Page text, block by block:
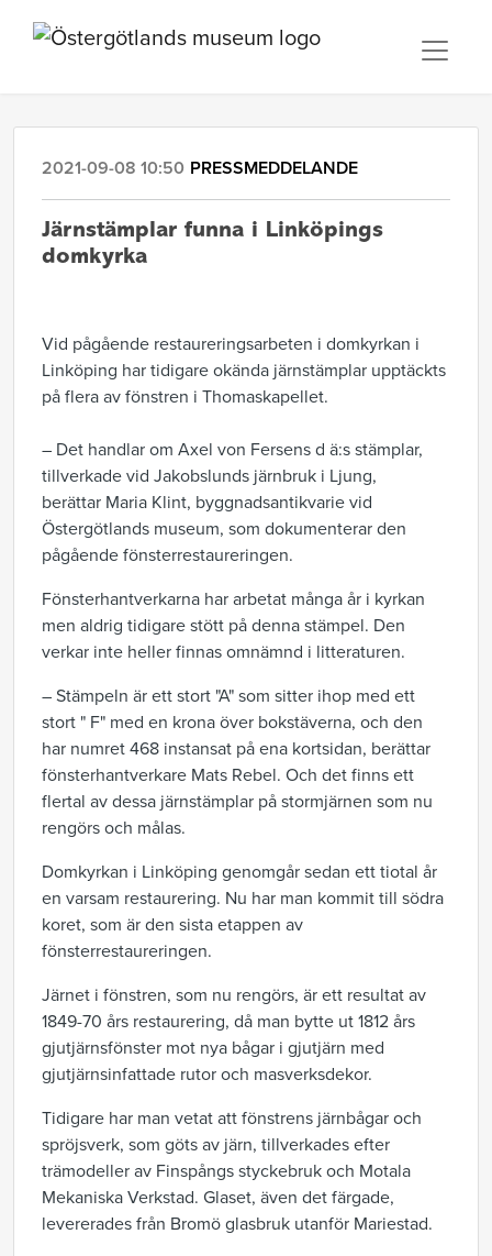
2021-09-08 10:50 PRESSMEDDELANDE
Järnstämplar funna i Linköpings
domkyrka
Vid pågående restaureringsarbeten i domkyrkan i
Linköping har tidigare okända järnstämplar upptäckts
på flera av fönstren i Thomaskapellet.
– Det handlar om Axel von Fersens d ä:s stämplar,
tillverkade vid Jakobslunds järnbruk i Ljung,
berättar Maria Klint, byggnadsantikvarie vid
Östergötlands museum, som dokumenterar den
pågående fönsterrestaureringen.
Fönsterhantverkarna har arbetat många år i kyrkan
men aldrig tidigare stött på denna stämpel. Den
verkar inte heller finnas omnämnd i litteraturen.
– Stämpeln är ett stort "A" som sitter ihop med ett
stort " F" med en krona över bokstäverna, och den
har numret 468 instansat på ena kortsidan, berättar
fönsterhantverkare Mats Rebel. Och det finns ett
flertal av dessa järnstämplar på stormjärnen som nu
rengörs och målas.
Domkyrkan i Linköping genomgår sedan ett tiotal år
en varsam restaurering. Nu har man kommit till södra
koret, som är den sista etappen av
fönsterrestaureringen.
Järnet i fönstren, som nu rengörs, är ett resultat av
1849-70 års restaurering, då man bytte ut 1812 års
gjutjärnsfönster mot nya bågar i gjutjärn med
gjutjärnsinfattade rutor och masverksdekor.
Tidigare har man vetat att fönstrens järnbågar och
spröjsverk, som göts av järn, tillverkades efter
trämodeller av Finspångs styckebruk och Motala
Mekaniska Verkstad. Glaset, även det färgade,
levererades från Bromö glasbruk utanför Mariestad.